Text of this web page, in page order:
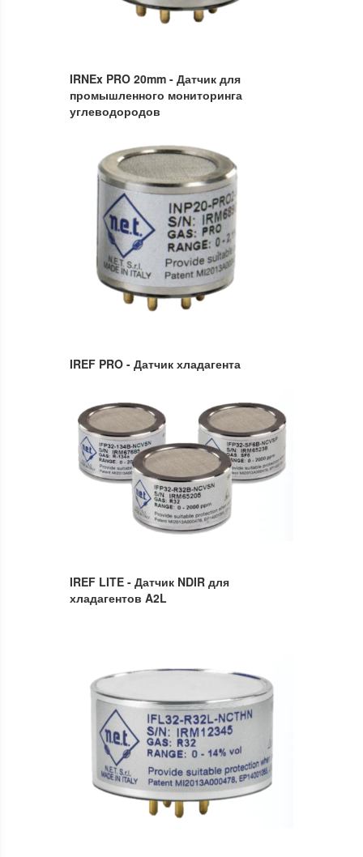
IRNEx PRO 20mm - Датчик для
промышленного мониторинга
углеводородов
IREF PRO - Датчик хладагента
IREF LITE - Датчик NDIR для
хладагентов A2L